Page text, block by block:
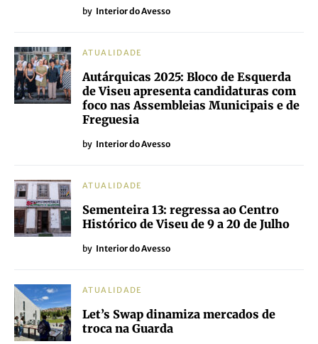
by Interior do Avesso
ATUALIDADE
Autárquicas 2025: Bloco de Esquerda
de Viseu apresenta candidaturas com
foco nas Assembleias Municipais e de
Freguesia
by Interior do Avesso
ATUALIDADE
Sementeira 13: regressa ao Centro
Histórico de Viseu de 9 a 20 de Julho
by Interior do Avesso
ATUALIDADE
Let’s Swap dinamiza mercados de
troca na Guarda